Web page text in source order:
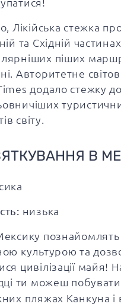
Лікійська стежка
та Східній
піших
Авторитетне
додало стежку
світу.
В
низька
познайомлять
культурою та
цивілізації майя!
ти можеш
пляжах Канкуна і